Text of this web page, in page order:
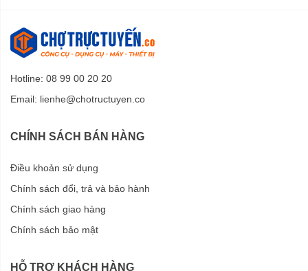
Hotline: 08 99 00 20 20
Email: lienhe@chotructuyen.co
CHÍNH SÁCH BÁN HÀNG
Điều khoản sử dụng
Chính sách đổi, trả và bảo hành
Chính sách giao hàng
Chính sách bảo mật
HỖ TRỢ KHÁCH HÀNG